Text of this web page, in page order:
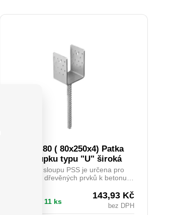
PSS 80 ( 80x250x4) Patka
sloupku typu "U" široká
Patka sloupu PSS je určena pro
montáž dřevěných prvků k betonu.
dřeva od podkladu a její konstrukce
umožňuje přenášet vysoké zatížení.
Silná vrstva žárového zinku chrání
Skladem 11 ks
143,93 Kč
bez DPH